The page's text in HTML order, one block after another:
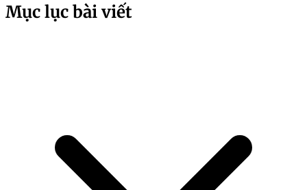
Mục lục bài viết